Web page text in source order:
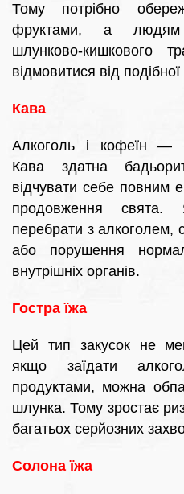
Тому потрібно
фруктами, а людям
шлунково-кишкового
відмовитися від
Кава
Алкоголь і кофеїн —
Кава здатна
відчувати себе повним
продовження свята.
перебрати з алкоголем,
або порушення
внутрішніх органів.
Гостра їжа
Цей тип закусок не
якщо заїдати
продуктами, можна
шлунка. Тому зростає
багатьох серйозних
Солона їжа